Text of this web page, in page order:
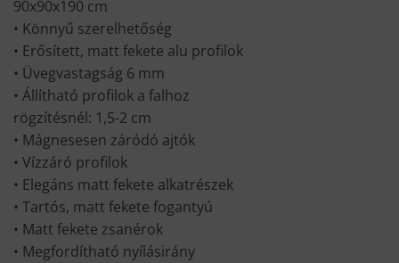
90x90x190 cm
• Könnyű szerelhetőség
• Erősített, matt fekete alu profilok
• Üvegvastagság 6 mm
• Állítható profilok a falhoz
rögzítésnél: 1,5-2 cm
• Mágnesesen záródó ajtók
• Vízzáró profilok
• Elegáns matt fekete alkatrészek
• Tartós, matt fekete fogantyú
• Matt fekete zsanérok
• Megfordítható nyílásirány